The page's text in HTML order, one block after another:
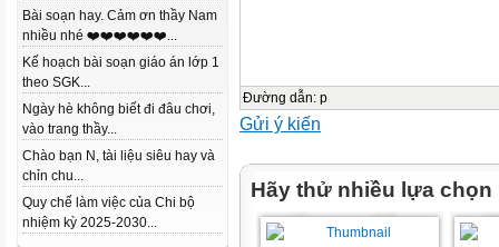
Bài soạn hay. Cảm ơn thầy Nam
nhiều nhé ❤️❤️❤️❤️❤️❤️...
Kế hoạch bài soạn giáo án lớp 1
theo SGK...
Ngày hè không biết đi đâu chơi,
vào trang thầy...
Chào bạn N, tài liệu siêu hay và
chỉn chu...
Quy chế làm việc của Chi bộ
nhiệm kỳ 2025-2030...
Đường dẫn: p
Gửi ý kiến
Hãy thử nhiều lựa chọn